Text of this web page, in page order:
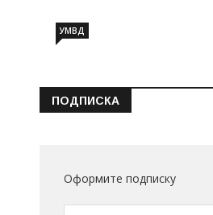
УМВД
ПОДПИСКА
Оформите подписку